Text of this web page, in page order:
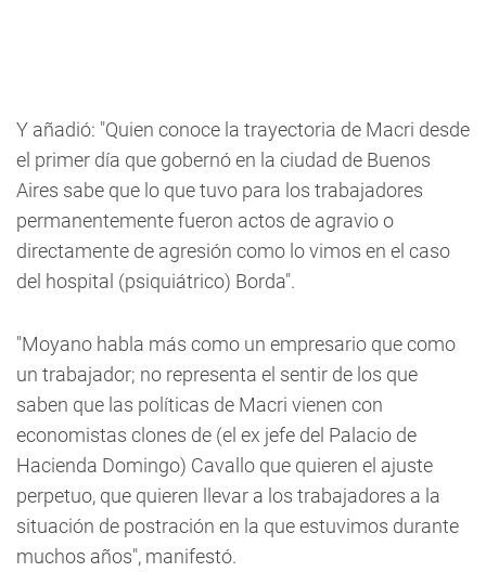
Y añadió: "Quien conoce la trayectoria de Macri desde
el primer día que gobernó en la ciudad de Buenos
Aires sabe que lo que tuvo para los trabajadores
permanentemente fueron actos de agravio o
directamente de agresión como lo vimos en el caso
del hospital (psiquiátrico) Borda".
"Moyano habla más como un empresario que como
un trabajador; no representa el sentir de los que
saben que las políticas de Macri vienen con
economistas clones de (el ex jefe del Palacio de
Hacienda Domingo) Cavallo que quieren el ajuste
perpetuo, que quieren llevar a los trabajadores a la
situación de postración en la que estuvimos durante
muchos años", manifestó.